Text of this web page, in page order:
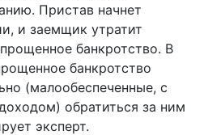
Пристав начнет
и заемщик утратит
банкротство. В
банкротство
(малообеспеченные, с
обратиться за ним
эксперт.